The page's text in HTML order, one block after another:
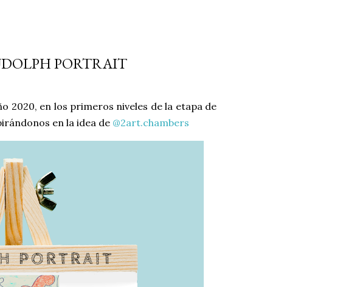
PORTRAIT
2020, en los primeros niveles de la etapa de
en la idea de @2art.chambers